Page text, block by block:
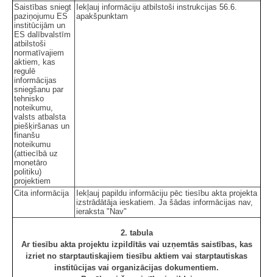
Saistības sniegt
paziņojumu ES
institūcijām un
ES dalībvalstīm
atbilstoši
normatīvajiem
aktiem, kas
regulē
informācijas
sniegšanu par
tehnisko
noteikumu,
valsts atbalsta
piešķiršanas un
finanšu
noteikumu
(attiecībā uz
monetāro
politiku)
projektiem
Iekļauj informāciju atbilstoši instrukcijas 56.6.
apakšpunktam
Cita informācija
Iekļauj papildu informāciju pēc tiesību akta projekta
izstrādātāja ieskatiem. Ja šādas informācijas nav,
ieraksta "Nav"
2. tabula
Ar tiesību akta projektu izpildītās vai uzņemtās saistības, kas
izriet no starptautiskajiem tiesību aktiem vai starptautiskas
institūcijas vai organizācijas dokumentiem.